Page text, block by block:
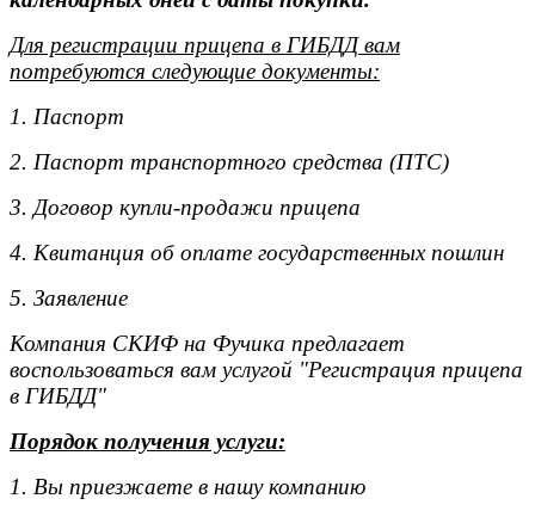
Для регистрации прицепа в ГИБДД вам
потребуются следующие документы:
1. Паспорт
2. Паспорт транспортного средства (ПТС)
3. Договор купли-продажи прицепа
4. Квитанция об оплате государственных пошлин
5. Заявление
Компания СКИФ на Фучика предлагает
воспользоваться вам услугой "Регистрация прицепа
в ГИБДД"
Порядок получения услуги:
1. Вы приезжаете в нашу компанию